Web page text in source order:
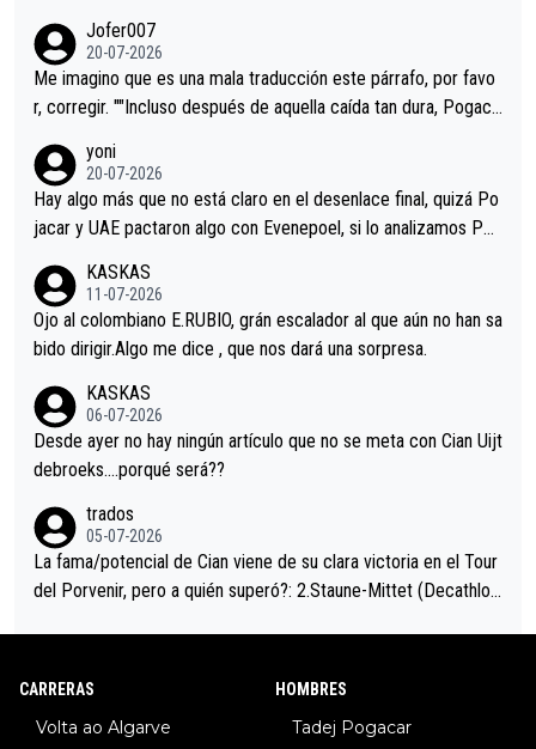
Minguez, Velez etc etc.Me da pena vivir estos momentos tan
tristes sin victorias.
Jofer007
20-07-2026
Me imagino que es una mala traducción este párrafo, por favo
r, corregir. ""Incluso después de aquella caída tan dura, Pogaca
permaneció pegado a su rueda. Parecía increíble la forma en l
a que era capaz de controlar el miedo", recordó."
yoni
20-07-2026
Hay algo más que no está claro en el desenlace final, quizá Po
jacar y UAE pactaron algo con Evenepoel, si lo analizamos Poj
i sin pedalear, luego está el saludo con Evenepoel dándose la
mano de una manera muy fraternal, más allá de los típicos toqu
es en el hombro con que saludaba a Vingegard. Ahí hubo una in
eta, a ver si por querer poner a Del Toro con calzador en posi
ción de podio UAE y Pojacar se van complicar el tour.
KASKAS
11-07-2026
Ojo al colombiano E.RUBIO, grán escalador al que aún no han sa
bido dirigir.Algo me dice , que nos dará una sorpresa.
KASKAS
06-07-2026
Desde ayer no hay ningún artículo que no se meta con Cian Uijt
debroeks….porqué será??
trados
05-07-2026
La fama/potencial de Cian viene de su clara victoria en el Tour
del Porvenir, pero a quién superó?: 2.Staune-Mittet (Decathlon,
8.Lenny Martinez (Bahrein), 9. Van Belle (Visma), 10. Vacek (Li
CARRERAS
Volta ao Algarve
HOMBRES
Tadej Pogacar